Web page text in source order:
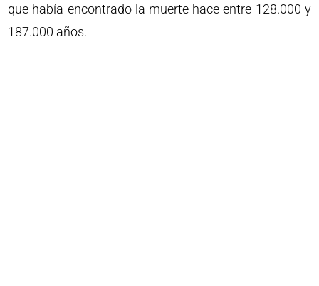
que había encontrado la muerte hace entre 128.000 y
187.000 años.